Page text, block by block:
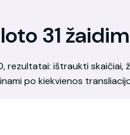
31
rezultatai: ištraukti
po kiekvienos